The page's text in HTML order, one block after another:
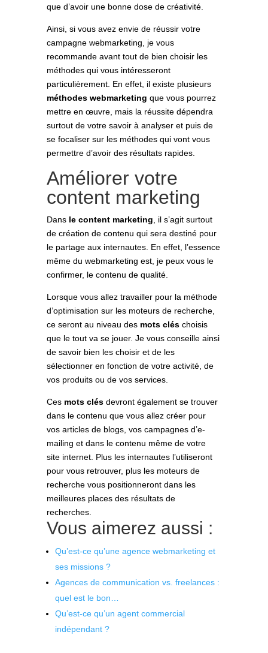
que d’avoir une bonne dose de créativité.
Ainsi, si vous avez envie de réussir votre
campagne webmarketing, je vous
recommande avant tout de bien choisir les
méthodes qui vous intéresseront
particulièrement. En effet, il existe plusieurs
méthodes webmarketing que vous pourrez
mettre en œuvre, mais la réussite dépendra
surtout de votre savoir à analyser et puis de
se focaliser sur les méthodes qui vont vous
permettre d’avoir des résultats rapides.
Améliorer votre
content marketing
Dans le content marketing , il s’agit surtout
de création de contenu qui sera destiné pour
le partage aux internautes. En effet, l’essence
même du webmarketing est, je peux vous le
confirmer, le contenu de qualité.
Lorsque vous allez travailler pour la méthode
d’optimisation sur les moteurs de recherche,
ce seront au niveau des mots clés choisis
que le tout va se jouer. Je vous conseille ainsi
de savoir bien les choisir et de les
sélectionner en fonction de votre activité, de
vos produits ou de vos services.
Ces mots clés devront également se trouver
dans le contenu que vous allez créer pour
vos articles de blogs, vos campagnes d’e-
mailing et dans le contenu même de votre
site internet. Plus les internautes l’utiliseront
pour vous retrouver, plus les moteurs de
recherche vous positionneront dans les
meilleures places des résultats de
recherches.
Vous aimerez aussi :
Qu’est-ce qu’une agence webmarketing et
ses missions ?
Agences de communication vs. freelances :
quel est le bon…
Qu’est-ce qu’un agent commercial
indépendant ?